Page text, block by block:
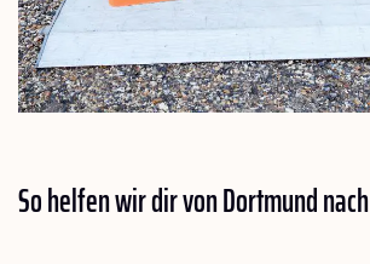
So helfen wir dir von Dortmund nach